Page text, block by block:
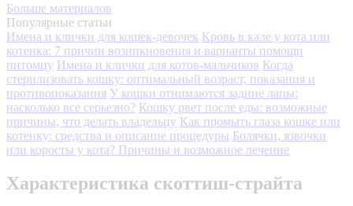
Больше материалов
Популярные статьи
Имена и клички для кошек-девочек Кровь в кале у кота или
котенка: 7 причин возникновения и варианты помощи
питомцу Имена и клички для котов-мальчиков Когда
стерилизовать кошку: оптимальный возраст, показания и
противопоказания У кошки отнимаются задние лапы:
насколько все серьезно? Кошку рвет после еды: возможные
причины, что делать владельцу Как промыть глаза кошке или
котенку: средства и описание процедуры Болячки, язвочки
или коросты у кота? Причины и возможное лечение
Характеристика скоттиш-страйта